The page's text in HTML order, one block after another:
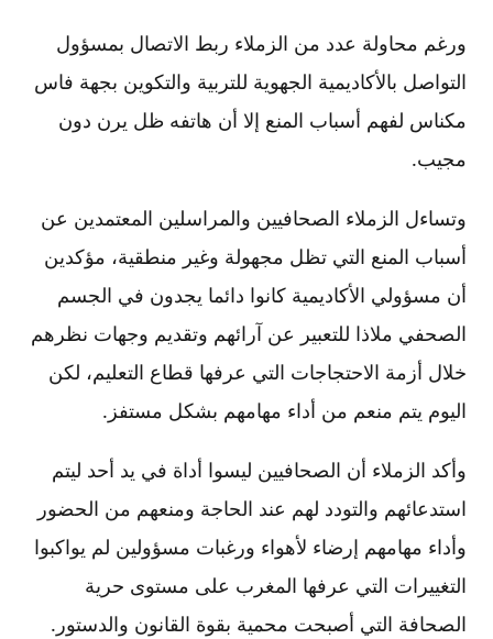
ورغم محاولة عدد من الزملاء ربط الاتصال بمسؤول
التواصل بالأكاديمية الجهوية للتربية والتكوين بجهة فاس
مكناس لفهم أسباب المنع إلا أن هاتفه ظل يرن دون
مجيب.
وتساءل الزملاء الصحافيين والمراسلين المعتمدين عن
أسباب المنع التي تظل مجهولة وغير منطقية، مؤكدين
أن مسؤولي الأكاديمية كانوا دائما يجدون في الجسم
الصحفي ملاذا للتعبير عن آرائهم وتقديم وجهات نظرهم
خلال أزمة الاحتجاجات التي عرفها قطاع التعليم، لكن
اليوم يتم منعم من أداء مهامهم بشكل مستفز.
وأكد الزملاء أن الصحافيين ليسوا أداة في يد أحد ليتم
استدعائهم والتودد لهم عند الحاجة ومنعهم من الحضور
وأداء مهامهم إرضاء لأهواء ورغبات مسؤولين لم يواكبوا
التغييرات التي عرفها المغرب على مستوى حرية
الصحافة التي أصبحت محمية بقوة القانون والدستور.